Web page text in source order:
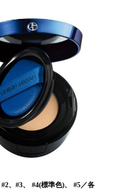
、#3、 #4(標準色)、 #5／各